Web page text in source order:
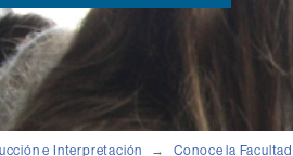
e Interpretación Conoce la Facultad